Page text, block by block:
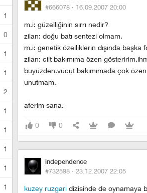
1
0
1
1
2
1
1
1
1
1
#666078 · 16.09.2007 20:00
m.i: güzelliğinin sırrı nedir?
zilan: doğu batı sentezi olmam.
m.i: genetik özelliklerin dışında başka
zilan: cilt bakımıma özen
buyüzden.vücut bakımımada çok
unutmam.
aferim sana.
0 0
independence
#732598 · 23.12.2007 22:05
kuzey ruzgari dizisinde de oynamaya